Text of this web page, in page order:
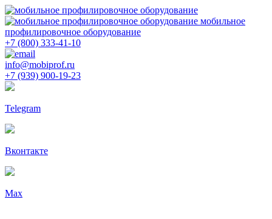
мобильное
профилировочное оборудование
+7 (800) 333-41-10
info@mobiprof.ru
+7 (939) 900-19-23
Telegram
Вконтакте
Max